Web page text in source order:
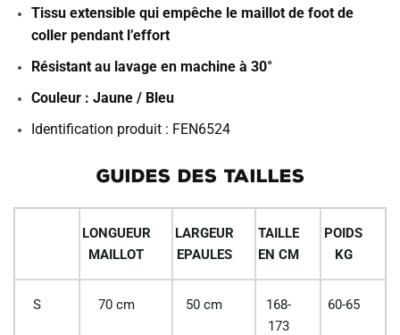
Tissu extensible qui empêche le maillot de foot de
coller pendant l’effort
Résistant au lavage en machine à 30°
Couleur : Jaune / Bleu
Identification produit : FEN6524
GUIDES DES TAILLES
LONGUEUR
MAILLOT
LARGEUR
EPAULES
TAILLE
EN CM
POIDS
KG
S 70 cm 50 cm
168-
173
60-65